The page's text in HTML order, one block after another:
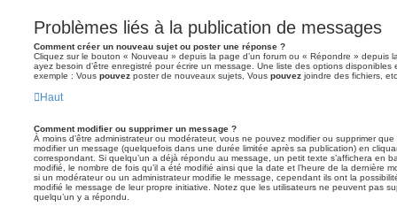
Problèmes liés à la publication de messages
Comment créer un nouveau sujet ou poster une réponse ?
Cliquez sur le bouton « Nouveau » depuis la page d’un forum ou « Répondre » depuis
ayez besoin d’être enregistré pour écrire un message. Une liste des options
exemple : Vous pouvez poster de nouveaux sujets, Vous pouvez joindre des fichiers,
Haut
Comment modifier ou supprimer un message ?
À moins d’être administrateur ou modérateur, vous ne pouvez modifier ou supprimer
modifier un message (quelquefois dans une durée limitée après sa publication) en
correspondant. Si quelqu’un a déjà répondu au message, un petit texte s’affichera en
modifié, le nombre de fois qu’il a été modifié ainsi que la date et l’heure de la dernière
si un modérateur ou un administrateur modifie le message, cependant ils ont la
modifié le message de leur propre initiative. Notez que les utilisateurs ne peuvent pas
quelqu’un y a répondu.